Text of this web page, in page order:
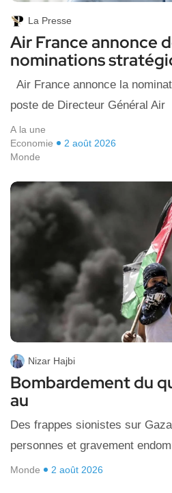
La Presse
Air France annonce
nominations
Air France annonce la
poste de Directeur Général Air
A la une
Economie
Monde
2 août 2026
Nizar Hajbi
Bombardement du
au
Des frappes sionistes sur
personnes et gravement
Monde 2 août 2026